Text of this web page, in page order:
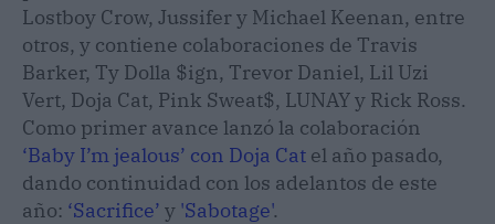
Lostboy Crow, Jussifer y Michael Keenan, entre
otros, y contiene colaboraciones de Travis
Barker, Ty Dolla $ign, Trevor Daniel, Lil Uzi
Vert, Doja Cat, Pink Sweat$, LUNAY y Rick Ross.
Como primer avance lanzó la colaboración
‘Baby I’m jealous’ con Doja Cat el año pasado,
dando continuidad con los adelantos de este
año: ‘Sacrifice’ y 'Sabotage'.